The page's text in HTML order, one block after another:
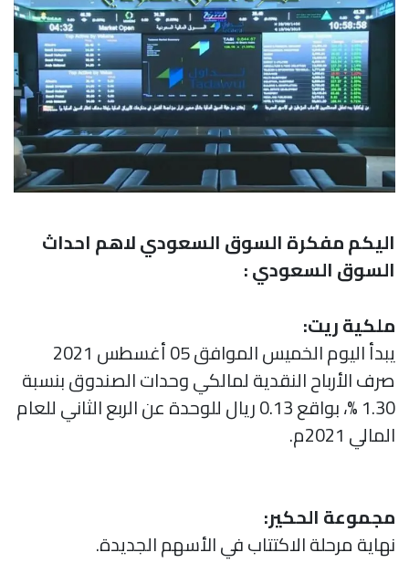
اليكم مفكرة السوق السعودي لاهم احداث
السوق السعودي :
ملكية ريت:
يبدأ اليوم الخميس الموافق 05 أغسطس 2021
صرف الأرباح النقدية لمالكي وحدات الصندوق بنسبة
1.30 %، بواقع 0.13 ريال للوحدة عن الربع الثاني للعام
المالي 2021م.
مجموعة الحكير:
نهاية مرحلة الاكتتاب في الأسهم الجديدة.